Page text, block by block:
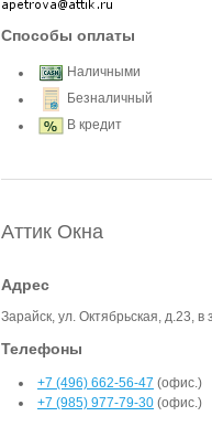
Способы оплаты
Наличными
Безналичный
В кредит
Аттик Окна
Адрес
Зарайск, ул. Октябрьская, д.23,
Телефоны
+7 (496) 662-56-47 (офис.)
+7 (985) 977-79-30 (офис.)